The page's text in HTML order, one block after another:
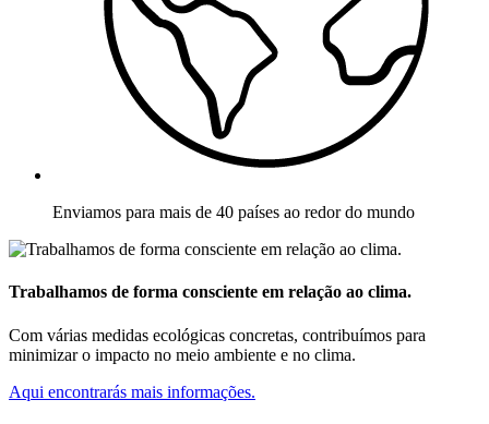
Enviamos para mais de 40 países ao redor do mundo
Trabalhamos de forma consciente em relação ao clima.
Com várias medidas ecológicas concretas, contribuímos para
minimizar o impacto no meio ambiente e no clima.
Aqui encontrarás mais informações.